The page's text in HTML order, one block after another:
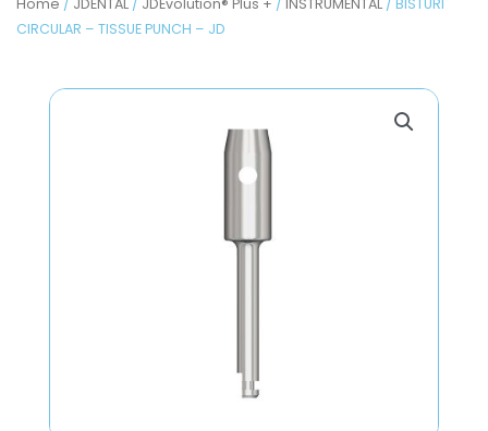
Home / JDENTAL / JDEvolution® Plus + / INSTRUMENTAL / BISTURI
CIRCULAR – TISSUE PUNCH – JD